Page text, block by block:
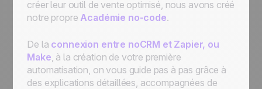
créer leur outil de vente optimisé, nous avons créé
notre propre Académie no-code.
De la connexion entre noCRM et Zapier, ou
Make, à la création de votre première
automatisation, on vous guide pas à pas grâce à
des explications détaillées, accompagnées de